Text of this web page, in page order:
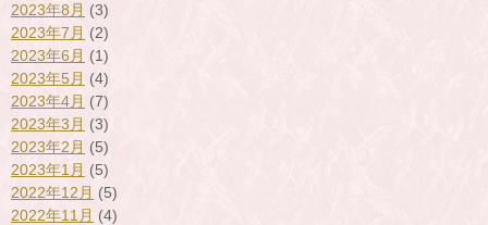
2023年8月 (3)
2023年7月 (2)
2023年6月 (1)
2023年5月 (4)
2023年4月 (7)
2023年3月 (3)
2023年2月 (5)
2023年1月 (5)
2022年12月 (5)
2022年11月 (4)